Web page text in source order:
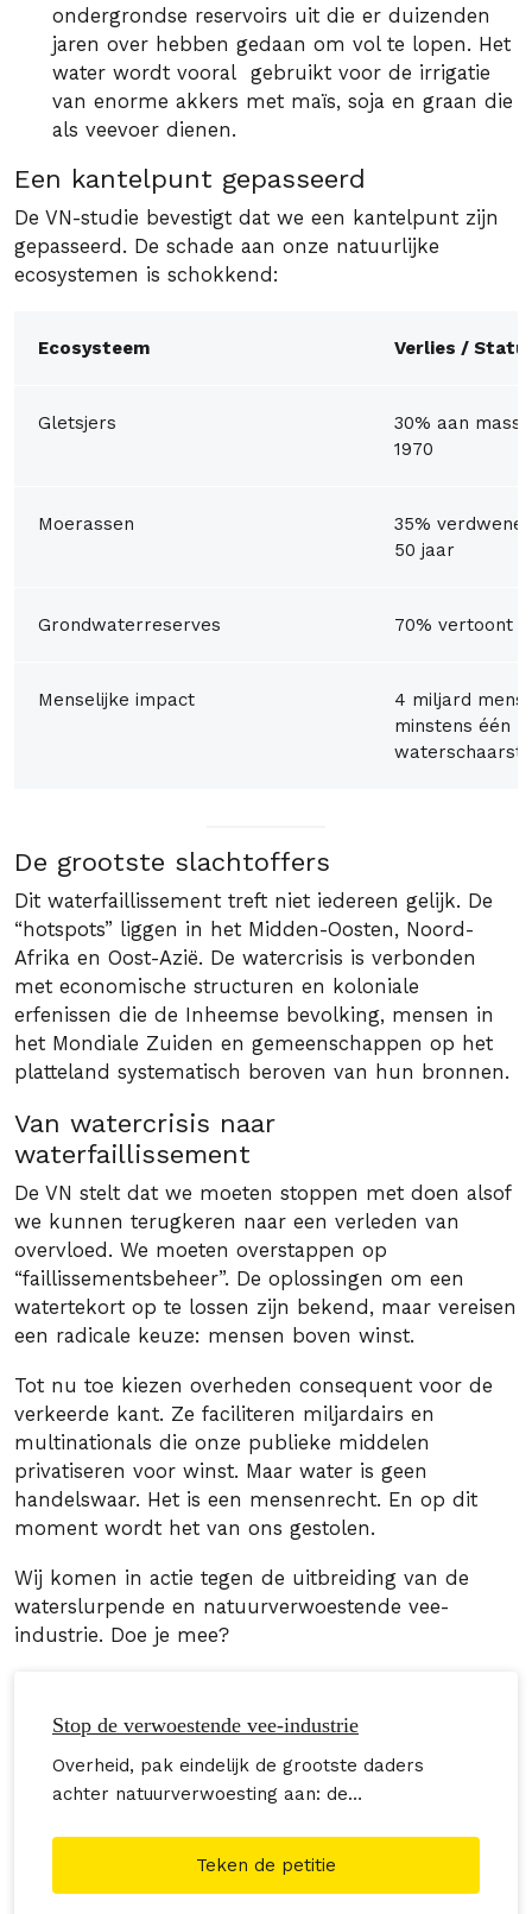
ondergrondse reservoirs uit die er duizenden
jaren over hebben gedaan om vol te lopen. Het
water wordt vooral gebruikt voor de irrigatie
van enorme akkers met maïs, soja en graan die
als veevoer dienen.
Een kantelpunt gepasseerd
De VN-studie bevestigt dat we een kantelpunt zijn
gepasseerd. De schade aan onze natuurlijke
ecosystemen is schokkend:
Ecosysteem Verlies /
Gletsjers
30% aan
1970
Moerassen
35%
50 jaar
Grondwaterreserves 70% vertoont
Menselijke impact
4 miljard
minstens één
waterschaarste
De grootste slachtoffers
Dit waterfaillissement treft niet iedereen gelijk. De
“hotspots” liggen in het Midden-Oosten, Noord-
Afrika en Oost-Azië. De watercrisis is verbonden
met economische structuren en koloniale
erfenissen die de Inheemse bevolking, mensen in
het Mondiale Zuiden en gemeenschappen op het
platteland systematisch beroven van hun bronnen.
Van watercrisis naar
waterfaillissement
De VN stelt dat we moeten stoppen met doen alsof
we kunnen terugkeren naar een verleden van
overvloed. We moeten overstappen op
“faillissementsbeheer”. De oplossingen om een
watertekort op te lossen zijn bekend, maar vereisen
een radicale keuze: mensen boven winst.
Tot nu toe kiezen overheden consequent voor de
verkeerde kant. Ze faciliteren miljardairs en
multinationals die onze publieke middelen
privatiseren voor winst. Maar water is geen
handelswaar. Het is een mensenrecht. En op dit
moment wordt het van ons gestolen.
Wij komen in actie tegen de uitbreiding van de
waterslurpende en natuurverwoestende vee-
industrie. Doe je mee?
Stop de verwoestende vee-industrie
Overheid, pak eindelijk de grootste daders
achter natuurverwoesting aan: de
Teken de petitie